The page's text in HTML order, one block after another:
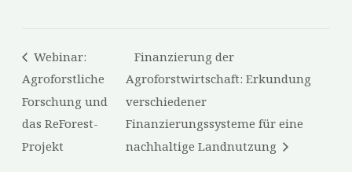
Webinar:
Agroforstliche
Forschung und
das ReForest-
Projekt
Finanzierung der
Agroforstwirtschaft: Erkundung
verschiedener
Finanzierungssysteme für eine
nachhaltige Landnutzung